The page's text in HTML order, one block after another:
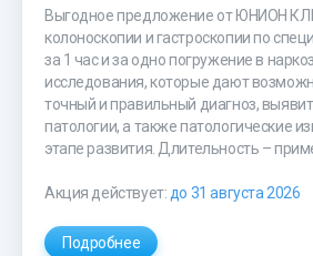
Выгодное предложение от ЮНИОН
колоноскопии и гастроскопии по
за 1 час и за одно погружение в
исследования, которые дают
точный и правильный диагноз,
патологии, а также патологические
этапе развития. Длительность –
Акция действует:до 31 августа 2026
Подробнее